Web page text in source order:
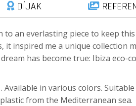
DÍJAK
to an everlasting piece to keep
it inspired me a unique collection
has become true: Ibiza eco-
in various colors.
from the Mediterranean sea.